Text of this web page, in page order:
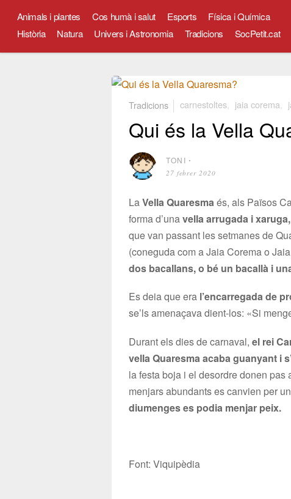
Animals i plantes Cos humà i salut Esports
Física i Química
Història
Natura Univers i Astronomia Tradicions SocPetit.cat
Tradicions carnestoltes, jaia corema
Qui és la Vella
TONI ⋅
27 febrer 2020
LaVella Quaresmaés, als Països
forma d’unavella arrugada i
que van passant les setmanes de
(coneguda com a Jaia Corema o
dos bacallans, o bé un bacallà i
Es deia que era l’encarregada de
se’ls amenaçava dient-los: «Si
Durant els dies de carnaval, el rei
vella Quaresma acaba guanyant i
la festa boja i el desordre donen pas
menjars abundants es canvien per un
diumenges es podia menjar peix.
Font: Viquipèdia